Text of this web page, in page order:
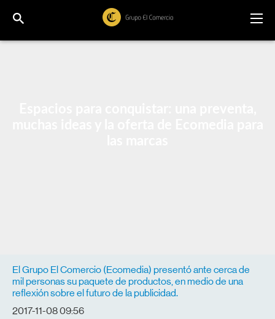
El Grupo El Comercio (Ecomedia) presentó ante cerca de
mil personas su paquete de productos, en medio de una
reflexión sobre el futuro de la publicidad.
2017-11-08 09:56